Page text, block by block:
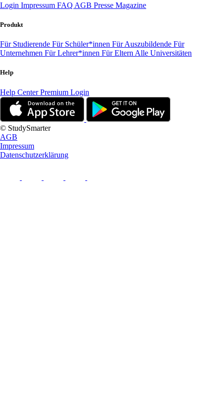
Login Impressum FAQ AGB Presse Magazine
Produkt
Für Studierende Für Schüler*innen Für Auszubildende Für
Unternehmen Für Lehrer*innen Für Eltern Alle Universitäten
Help
Help CenterPremium Login
© StudySmarter
AGB
Impressum
Datenschutzerklärung